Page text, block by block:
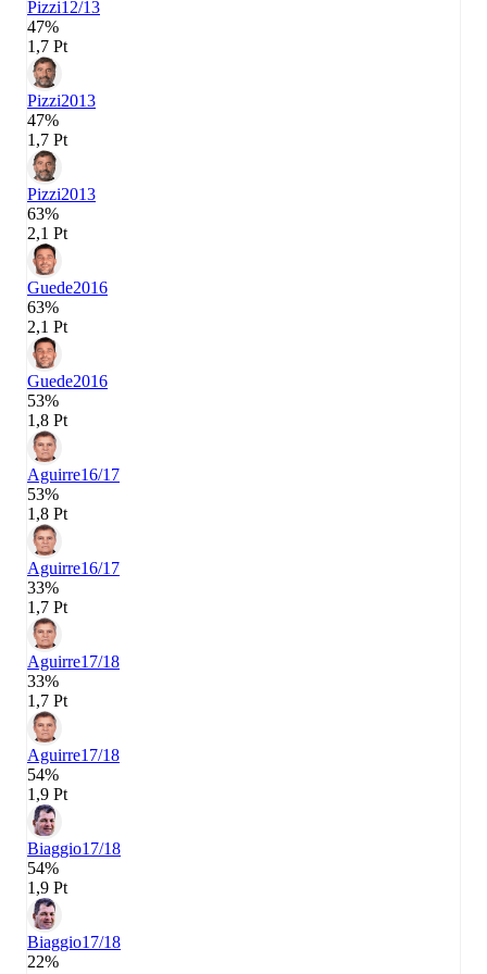
Pizzi12/13
47%
1,7 Pt
Pizzi2013
47%
1,7 Pt
Pizzi2013
63%
2,1 Pt
Guede2016
63%
2,1 Pt
Guede2016
53%
1,8 Pt
Aguirre16/17
53%
1,8 Pt
Aguirre16/17
33%
1,7 Pt
Aguirre17/18
33%
1,7 Pt
Aguirre17/18
54%
1,9 Pt
Biaggio17/18
54%
1,9 Pt
Biaggio17/18
22%